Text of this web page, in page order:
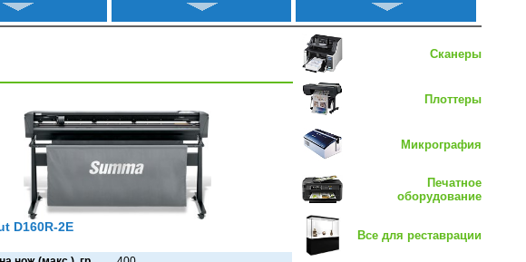
D160R-2E
Сканеры
Плоттеры
Микрография
Печатное
оборудование
Все для реставрации